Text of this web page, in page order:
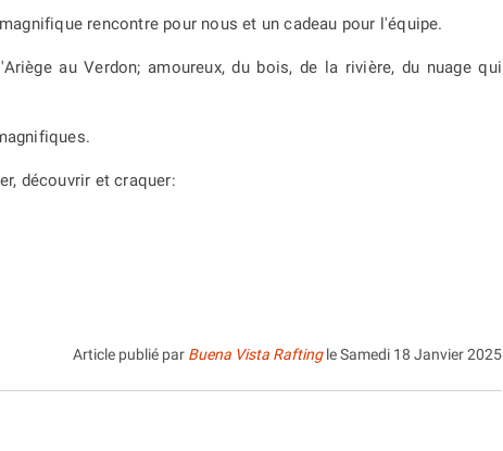
rencontre pour nous et un cadeau pour l'équipe.
au Verdon; amoureux, du bois, de la rivière, du nuage qui
découvrir et craquer:
Article publié par Buena Vista RaftingleSamedi 18 Janvier 2025